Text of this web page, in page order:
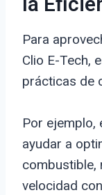
Para
Clio E-Tech,
prácticas de
Por ejemplo,
ayudar a
combustible,
velocidad